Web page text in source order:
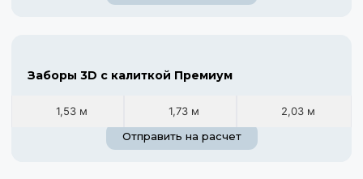
Заборы 3D с калиткой Премиум
1,53 м 1,73 м
2,03 м
Отправить на расчет